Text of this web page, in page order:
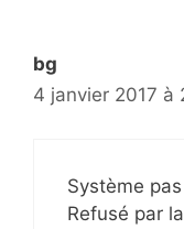
bg
4 janvier 2017 à
Système
Refusé par